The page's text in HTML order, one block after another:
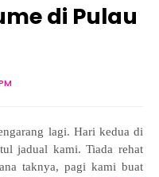
di Pulau
lagi. Hari kedua di
jadual kami. Tiada rehat
taknya, pagi kami buat